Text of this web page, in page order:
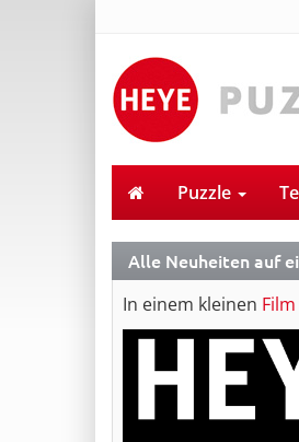
Puzzle
Alle Neuheiten auf
In einem kleinen Film